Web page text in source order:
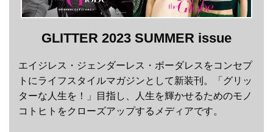
GLITTER 2023 SUMMER issue
エイジレス・ジェンダーレス・ボーダレスをコンセプ
トにライフスタイルマガジンとして新装刊。「グリッ
ターな人生を！」目指し、人生を輝かせるためのモノ
コトヒトをクローズアップするメディアです。